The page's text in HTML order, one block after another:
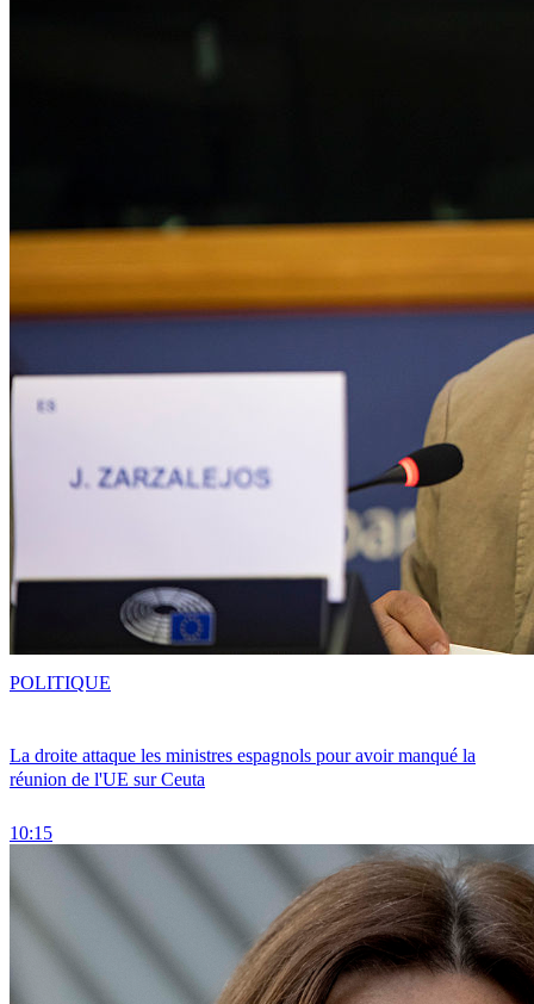
La droite attaque les ministres espagnols pour avoir manqué la
réunion de l'UE sur Ceuta
10:15
POLITIQUE